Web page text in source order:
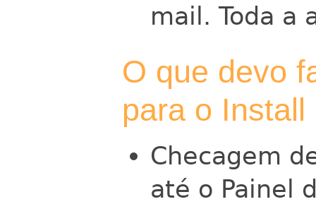
mail. Toda a
O que devo
para o Install
Checagem
até o Painel